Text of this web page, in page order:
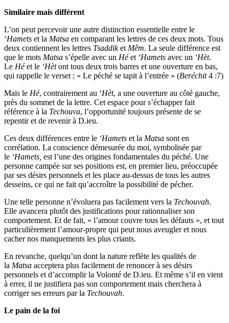
Similaire mais différent
L’on peut percevoir une autre distinction essentielle entre le
‘Hamets et la Matsa en comparant les lettres de ces deux mots. Tous
deux contiennent les lettres Tsaddiket Mêm. La seule différence est
que le mots Matsa s’épelle avec un Héet ‘Hamets avec un ‘Hèt.
Le Héet le ‘Hètont tous deux trois barres et une ouverture en bas,
qui rappelle le verset : « Le péché se tapit à l’entrée » (Beréchit4 :7)
Mais le Hé, contrairement au ‘Hèt, a une ouverture au côté gauche,
près du sommet de la lettre. Cet espace pour s’échapper fait
référence à la Techouva, l’opportunité toujours présente de se
repentir et de revenir à D.ieu.
Ces deux différences entre le ‘Hamets et la Matsa sont en
corrélation. La conscience démesurée du moi, symbolisée par
le ‘Hamets, est l’une des origines fondamentales du péché. Une
personne campée sur ses positions est, en premier lieu, préoccupée
par ses désirs personnels et les place au-dessus de tous les autres
desseins, ce qui ne fait qu’accroître la possibilité de pécher.
Une telle personne n’évoluera pas facilement vers la Techouvah.
Elle avancera plutôt des justifications pour rationnaliser son
comportement. Et de fait, « l’amour couvre tous les défauts », et tout
particulièrement l’amour-propre qui peut nous aveugler et nous
cacher nos manquements les plus criants.
En revanche, quelqu’un dont la nature reflète les qualités de
la Matsa acceptera plus facilement de renoncer à ses désirs
personnels et d’accomplir la Volonté de D.ieu. Et même s’il en vient
à errer, il ne justifiera pas son comportement mais cherchera à
corriger ses erreurs par la Techouvah.
Le pain de la foi